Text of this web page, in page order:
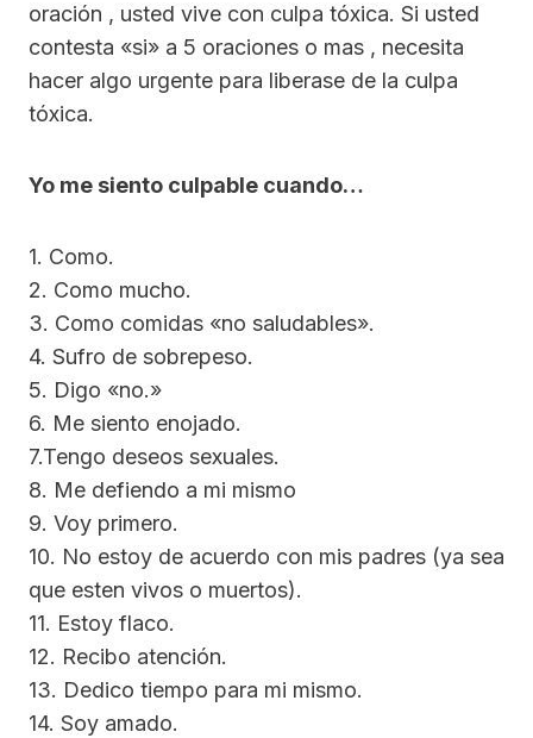
oración , usted vive con culpa tóxica. Si usted
contesta «si» a 5 oraciones o mas , necesita
hacer algo urgente para liberase de la culpa
tóxica.
Yo me siento culpable cuando…
1. Como.
2. Como mucho.
3. Como comidas «no saludables».
4. Sufro de sobrepeso.
5. Digo «no.»
6. Me siento enojado.
7.Tengo deseos sexuales.
8. Me defiendo a mi mismo
9. Voy primero.
10. No estoy de acuerdo con mis padres (ya sea
que esten vivos o muertos).
11. Estoy flaco.
12. Recibo atención.
13. Dedico tiempo para mi mismo.
14. Soy amado.